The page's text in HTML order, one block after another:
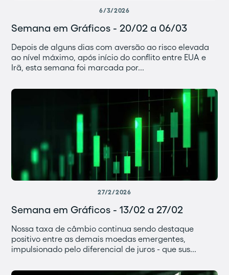
6/3/2026
Semana em Gráficos - 20/02 a 06/03
Depois de alguns dias com aversão ao risco elevada
ao nível máximo, após início do conflito entre EUA e
Irã, esta semana foi marcada por...
27/2/2026
Semana em Gráficos - 13/02 a 27/02
Nossa taxa de câmbio continua sendo destaque
positivo entre as demais moedas emergentes,
impulsionado pelo diferencial de juros - que sus...